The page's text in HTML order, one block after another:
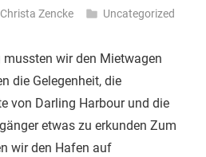
Christa Zencke Uncategorized
wir den Mietwagen
die Gelegenheit, die
von Darling Harbour und die
etwas zu erkunden Zum
wir den Hafen auf